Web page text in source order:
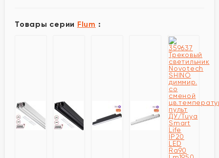
Товары серии Flum :